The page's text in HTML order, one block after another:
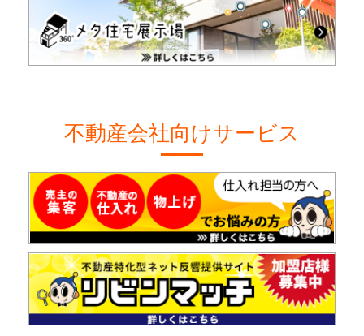
不動産会社向けサービス